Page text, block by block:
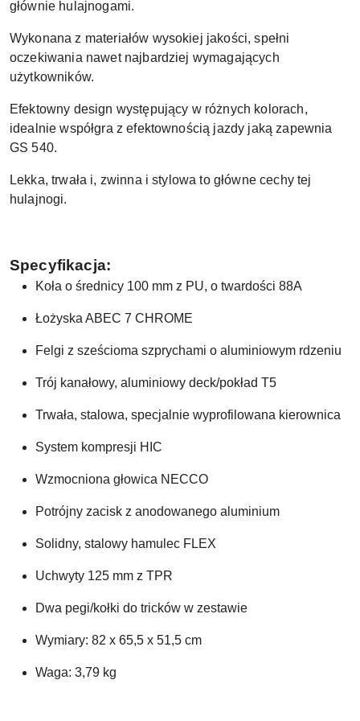
głównie hulajnogami.
Wykonana z materiałów wysokiej jakości, spełni
oczekiwania nawet najbardziej wymagających
użytkowników.
Efektowny design występujący w różnych kolorach,
idealnie współgra z efektownością jazdy jaką zapewnia
GS 540.
Lekka, trwała i, zwinna i stylowa to główne cechy tej
hulajnogi.
Specyfikacja:
Koła o średnicy 100 mm z PU, o twardości 88A
Łożyska ABEC 7 CHROME
Felgi z sześcioma szprychami o aluminiowym rdzeniu
Trój kanałowy, aluminiowy deck/pokład T5
Trwała, stalowa, specjalnie wyprofilowana kierownica
System kompresji HIC
Wzmocniona głowica NECCO
Potrójny zacisk z anodowanego aluminium
Solidny, stalowy hamulec FLEX
Uchwyty 125 mm z TPR
Dwa pegi/kołki do tricków w zestawie
Wymiary: 82 x 65,5 x 51,5 cm
Waga: 3,79 kg